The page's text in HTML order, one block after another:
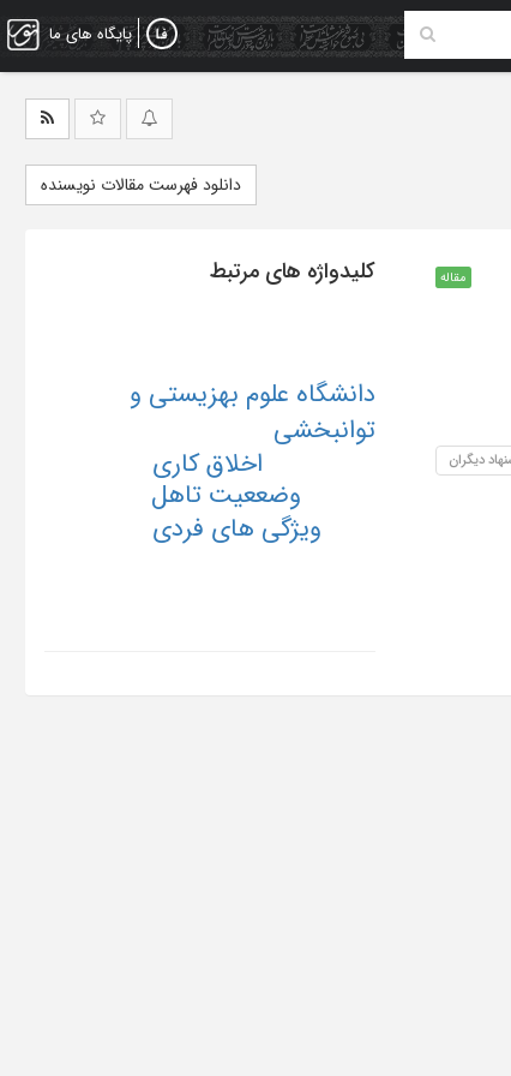
پایگاه های ما
دانلود فهرست مقالات نویسنده
مقاله
دیگران
کلیدواژه های مرتبط
اخلاق کاری
دانشگاه علوم بهزیستی و
توانبخشی
وضععیت تاهل
ویژگی های فردی